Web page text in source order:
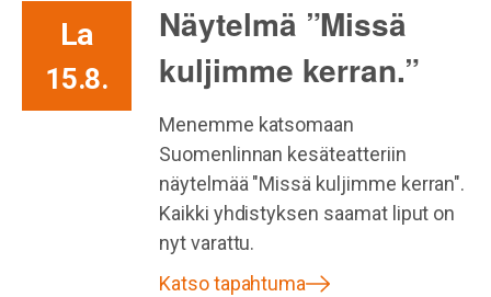
La
15.8.
Näytelmä ”Missä
kuljimme kerran.”
Menemme katsomaan
Suomenlinnan kesäteatteriin
näytelmää "Missä kuljimme kerran".
Kaikki yhdistyksen saamat liput on
nyt varattu.
Katso tapahtuma